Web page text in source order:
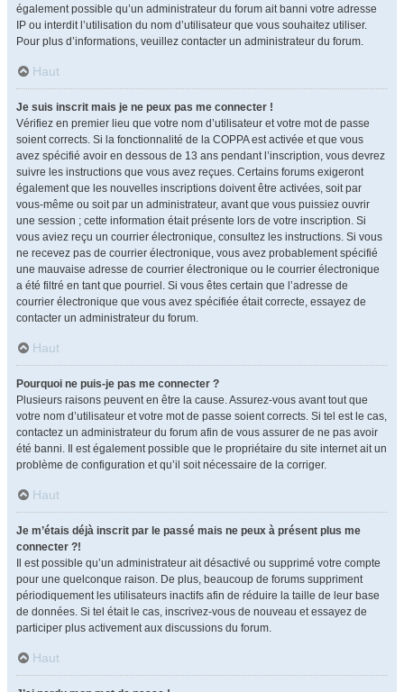
également possible qu’un administrateur du forum ait banni votre adresse
IP ou interdit l’utilisation du nom d’utilisateur que vous souhaitez utiliser.
Pour plus d’informations, veuillez contacter un administrateur du forum.
Haut
Je suis inscrit mais je ne peux pas me connecter !
Vérifiez en premier lieu que votre nom d’utilisateur et votre mot de passe
soient corrects. Si la fonctionnalité de la COPPA est activée et que vous
avez spécifié avoir en dessous de 13 ans pendant l’inscription, vous devrez
suivre les instructions que vous avez reçues. Certains forums exigeront
également que les nouvelles inscriptions doivent être activées, soit par
vous-même ou soit par un administrateur, avant que vous puissiez ouvrir
une session ; cette information était présente lors de votre inscription. Si
vous aviez reçu un courrier électronique, consultez les instructions. Si vous
ne recevez pas de courrier électronique, vous avez probablement spécifié
une mauvaise adresse de courrier électronique ou le courrier électronique
a été filtré en tant que pourriel. Si vous êtes certain que l’adresse de
courrier électronique que vous avez spécifiée était correcte, essayez de
contacter un administrateur du forum.
Haut
Pourquoi ne puis-je pas me connecter ?
Plusieurs raisons peuvent en être la cause. Assurez-vous avant tout que
votre nom d’utilisateur et votre mot de passe soient corrects. Si tel est le cas,
contactez un administrateur du forum afin de vous assurer de ne pas avoir
été banni. Il est également possible que le propriétaire du site internet ait un
problème de configuration et qu’il soit nécessaire de la corriger.
Haut
Je m’étais déjà inscrit par le passé mais ne peux à présent plus me
connecter ?!
Il est possible qu’un administrateur ait désactivé ou supprimé votre compte
pour une quelconque raison. De plus, beaucoup de forums suppriment
périodiquement les utilisateurs inactifs afin de réduire la taille de leur base
de données. Si tel était le cas, inscrivez-vous de nouveau et essayez de
participer plus activement aux discussions du forum.
Haut